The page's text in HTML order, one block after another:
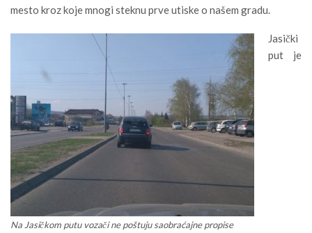
mesto kroz koje mnogi steknu prve utiske o našem gradu.
Na Jasičkom putu vozači ne poštuju saobraćajne propise
Jasički
put je